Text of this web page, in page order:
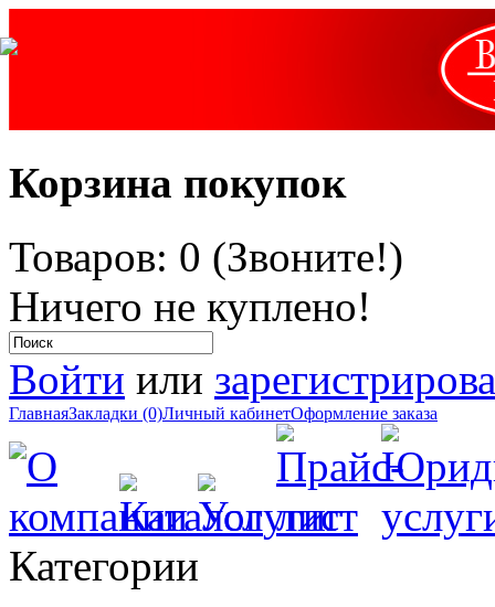
Корзина покупок
Товаров: 0 (Звоните!)
Ничего не куплено!
Войти или
ГлавнаяЗакладки (0)Личный кабинетОформление заказа
Категории